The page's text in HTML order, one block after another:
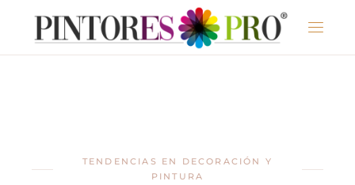
TENDENCIAS EN DECORACIÓN Y
PINTURA